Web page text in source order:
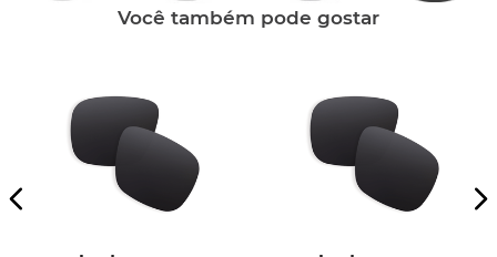
Você também pode gostar